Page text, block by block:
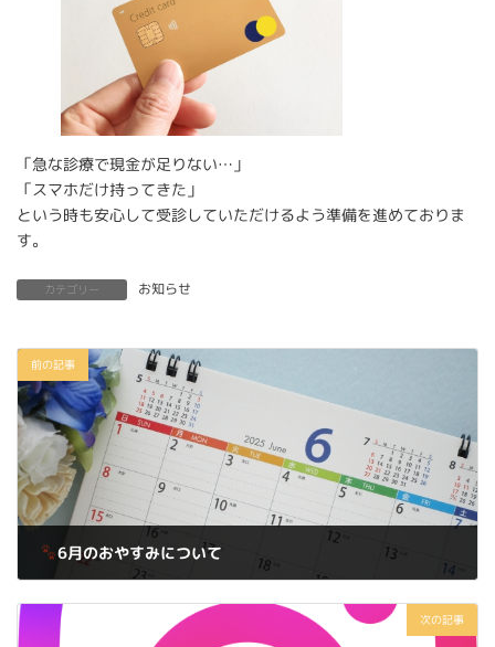
「急な診療で現金が足りない…」
「スマホだけ持ってきた」
という時も安心して受診していただけるよう準備を進めておりま
す。
カテゴリー お知らせ
前の記事
6月のおやすみについて
次の記事